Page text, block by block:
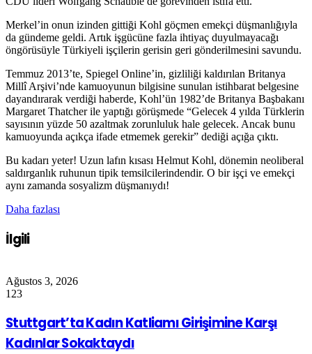
Merkel’in onun izinden gittiği Kohl göçmen emekçi düşmanlığıyla
da gündeme geldi. Artık işgücüne fazla ihtiyaç duyulmayacağı
öngörüsüyle Türkiyeli işçilerin gerisin geri gönderilmesini savundu.
Temmuz 2013’te, Spiegel Online’in, gizliliği kaldırılan Britanya
Millî Arşivi’nde kamuoyunun bilgisine sunulan istihbarat belgesine
dayandırarak verdiği haberde, Kohl’ün 1982’de Britanya Başbakanı
Margaret Thatcher ile yaptığı görüşmede “Gelecek 4 yılda Türklerin
sayısının yüzde 50 azaltmak zorunluluk hale gelecek. Ancak bunu
kamuoyunda açıkça ifade etmemek gerekir” dediği açığa çıktı.
Bu kadarı yeter! Uzun lafın kısası Helmut Kohl, dönemin neoliberal
saldırganlık ruhunun tipik temsilcilerindendir. O bir işçi ve emekçi
aynı zamanda sosyalizm düşmanıydı!
Daha fazlası
İlgili
Ağustos 3, 2026
123
Stuttgart’ta Kadın Katliamı Girişimine Karşı
Kadınlar Sokaktaydı